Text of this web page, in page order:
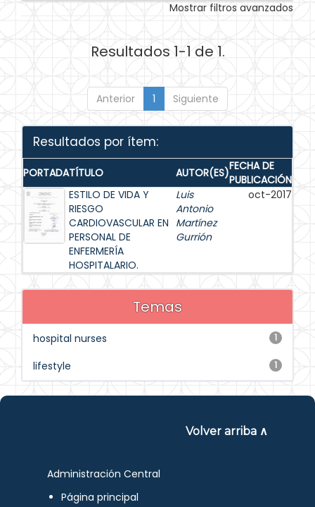
Mostrar filtros avanzados
Resultados 1-1 de 1.
Anterior 1 Siguiente
Resultados por ítem:
PORTADATÍTULO AUTOR(ES)FECHA DE
PUBLICACIÓN
ESTILO DE VIDA Y
RIESGO
CARDIOVASCULAR EN
PERSONAL DE
ENFERMERÍA
HOSPITALARIO.
Luis
Antonio
Martínez
Gurrión
oct-2017
Temas
1
hospital nurses
1
lifestyle
Volver arriba ∧
Administración Central
Página principal